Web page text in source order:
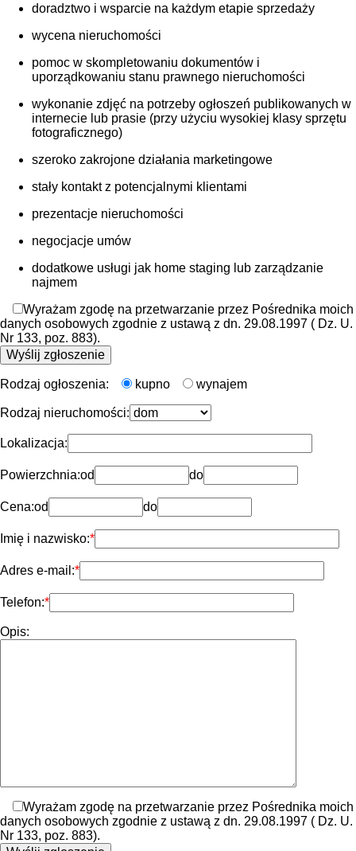
doradztwo i wsparcie na każdym etapie sprzedaży
wycena nieruchomości
pomoc w skompletowaniu dokumentów i
uporządkowaniu stanu prawnego nieruchomości
wykonanie zdjęć na potrzeby ogłoszeń publikowanych w
internecie lub prasie (przy użyciu wysokiej klasy sprzętu
fotograficznego)
szeroko zakrojone działania marketingowe
stały kontakt z potencjalnymi klientami
prezentacje nieruchomości
negocjacje umów
dodatkowe usługi jak home staging lub zarządzanie
najmem
Wyrażam zgodę na przetwarzanie przez Pośrednika moich
danych osobowych zgodnie z ustawą z dn. 29.08.1997 ( Dz. U.
Nr 133, poz. 883).
Rodzaj ogłoszenia: kupno wynajem
Rodzaj nieruchomości:
Lokalizacja:
Powierzchnia:od do
Cena:od do
Imię i nazwisko:
Adres e-mail:
Telefon:
Opis:
Wyrażam zgodę na przetwarzanie przez Pośrednika moich
danych osobowych zgodnie z ustawą z dn. 29.08.1997 ( Dz. U.
Nr 133, poz. 883).